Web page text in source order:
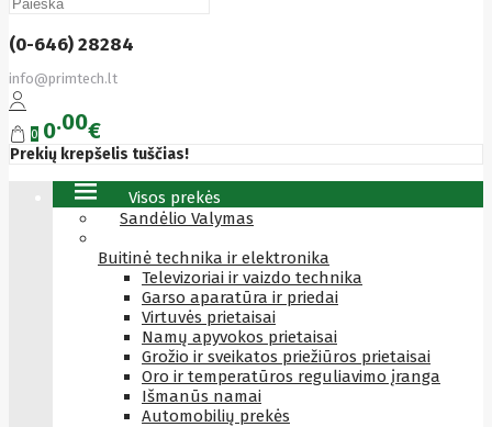
(0-646) 28284
info@primtech.lt
0 0 00€
Prekių krepšelis tuščias!
Visos prekės
Sandėlio Valymas
Buitinė technika ir elektronika
Televizoriai ir vaizdo technika
Garso aparatūra ir priedai
Virtuvės prietaisai
Namų apyvokos prietaisai
Grožio ir sveikatos priežiūros prietaisai
Oro ir temperatūros reguliavimo įranga
Išmanūs namai
Automobilių prekės